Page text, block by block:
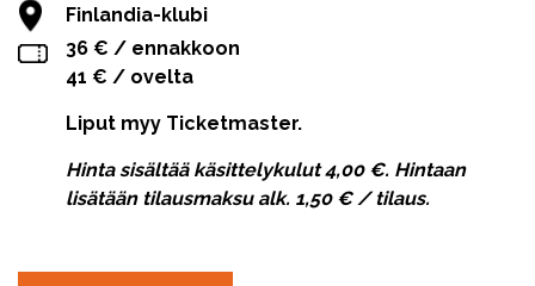
Finlandia-klubi
36 € / ennakkoon
41 € / ovelta
Liput myy Ticketmaster.
Hinta sisältää käsittelykulut 4,00 €. Hintaan
lisätään tilausmaksu alk. 1,50 € / tilaus.